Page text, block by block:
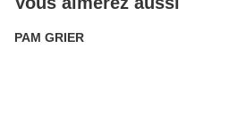
PAM GRIER